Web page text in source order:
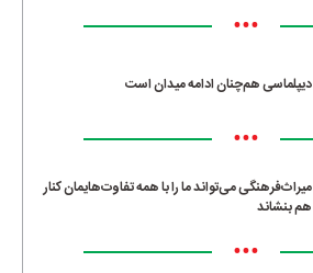
•••
دیپلماسی هم‌چنان ادامه میدان است
•••
میراث‌فرهنگی می‌تواند ما را با همه تفاوت‌هایمان کنار
هم بنشاند
•••